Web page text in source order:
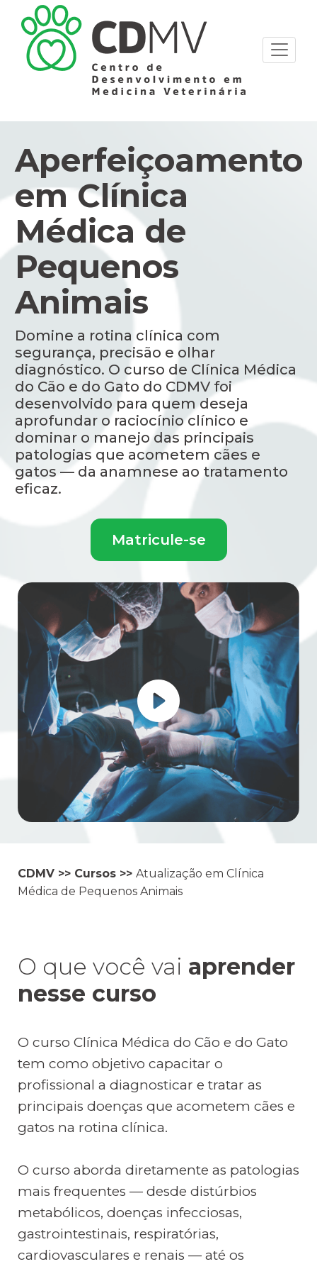
Aperfeiçoamento
em Clínica
Médica de
Pequenos
Animais
Domine a rotina clínica com
segurança, precisão e olhar
diagnóstico. O curso de Clínica Médica
do Cão e do Gato do CDMV foi
desenvolvido para quem deseja
aprofundar o raciocínio clínico e
dominar o manejo das principais
patologias que acometem cães e
gatos — da anamnese ao tratamento
eficaz.
Matricule-se
CDMV >> Cursos >> Atualização em Clínica
Médica de Pequenos Animais
O que você vai aprender
nesse curso
O curso Clínica Médica do Cão e do Gato
tem como objetivo capacitar o
profissional a diagnosticar e tratar as
principais doenças que acometem cães e
gatos na rotina clínica.
O curso aborda diretamente as patologias
mais frequentes — desde distúrbios
metabólicos, doenças infecciosas,
gastrointestinais, respiratórias,
cardiovasculares e renais — até os